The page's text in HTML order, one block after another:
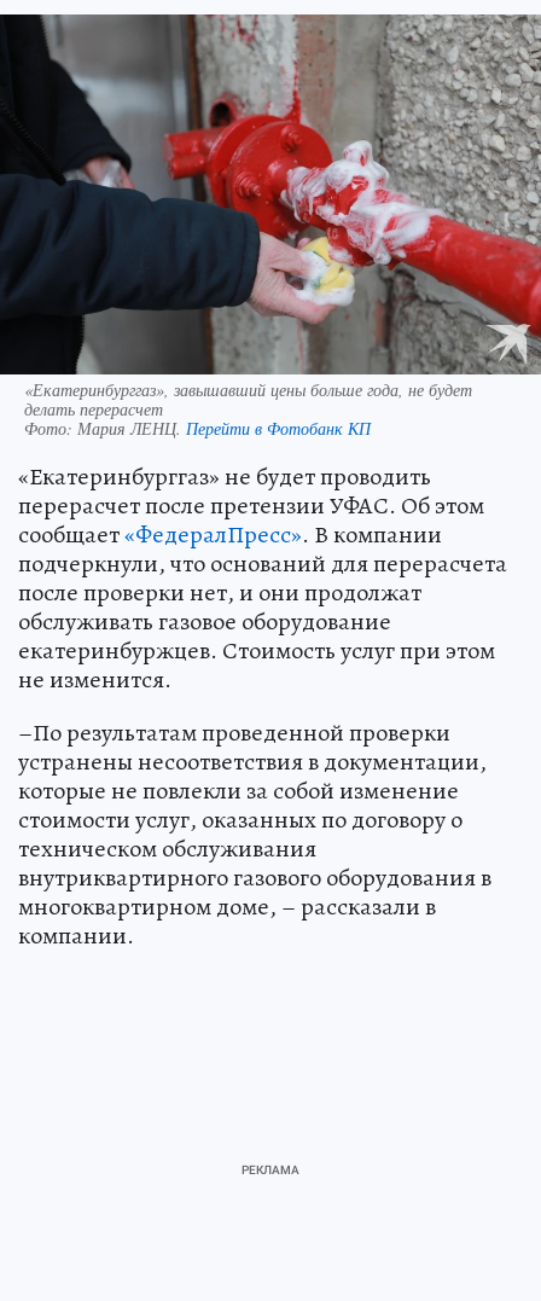
«Екатеринбурггаз», завышавший цены больше года, не будет
делать перерасчет
Фото: Мария ЛЕНЦ. Перейти в Фотобанк КП
«Екатеринбурггаз» не будет проводить
перерасчет после претензии УФАС. Об этом
сообщает«ФедералПресс». В компании
подчеркнули, что оснований для перерасчета
после проверки нет, и они продолжат
обслуживать газовое оборудование
екатеринбуржцев. Стоимость услуг при этом
не изменится.
–По результатам проведенной проверки
устранены несоответствия в документации,
которые не повлекли за собой изменение
стоимости услуг, оказанных по договору о
техническом обслуживания
внутриквартирного газового оборудования в
многоквартирном доме, – рассказали в
компании.